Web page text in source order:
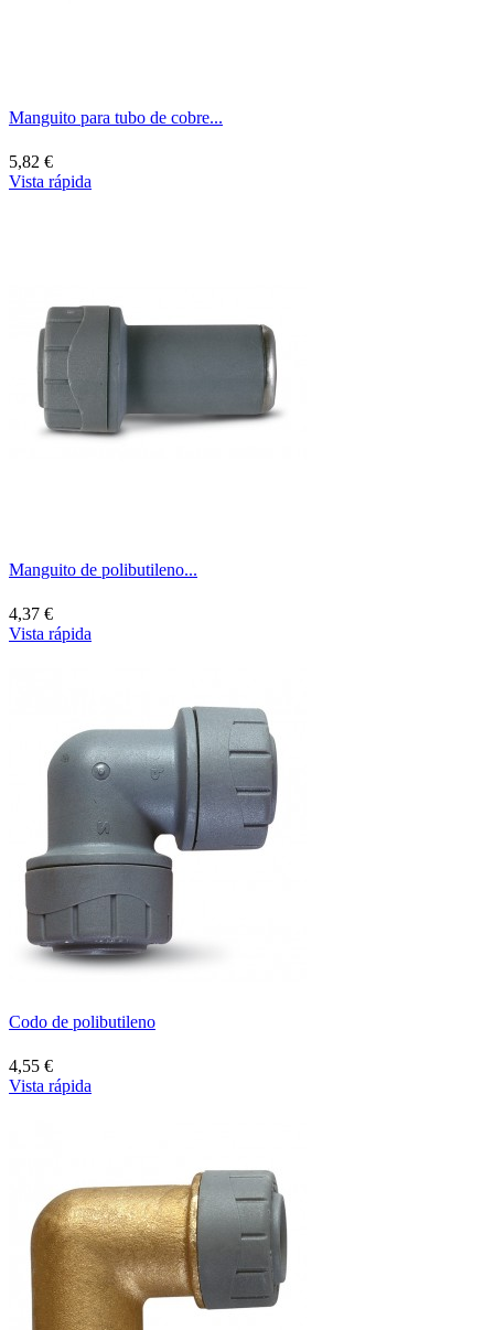
Manguito para tubo de cobre...
5,82 €
Vista rápida
Manguito de polibutileno...
4,37 €
Vista rápida
Codo de polibutileno
4,55 €
Vista rápida